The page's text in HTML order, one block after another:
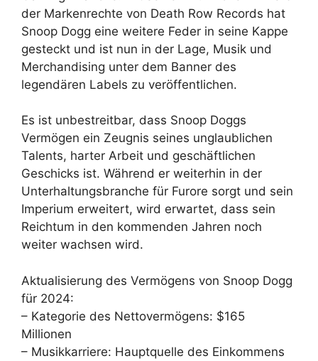
der Markenrechte von Death Row Records hat
Snoop Dogg eine weitere Feder in seine Kappe
gesteckt und ist nun in der Lage, Musik und
Merchandising unter dem Banner des
legendären Labels zu veröffentlichen.
Es ist unbestreitbar, dass Snoop Doggs
Vermögen ein Zeugnis seines unglaublichen
Talents, harter Arbeit und geschäftlichen
Geschicks ist. Während er weiterhin in der
Unterhaltungsbranche für Furore sorgt und sein
Imperium erweitert, wird erwartet, dass sein
Reichtum in den kommenden Jahren noch
weiter wachsen wird.
Aktualisierung des Vermögens von Snoop Dogg
für 2024:
– Kategorie des Nettovermögens: $165
Millionen
– Musikkarriere: Hauptquelle des Einkommens